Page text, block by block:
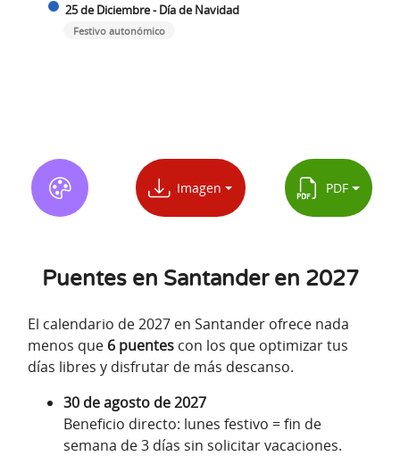
25 de Diciembre - Día de Navidad
Festivo autonómico
Imagen PDF
Puentes en Santander en 2027
El calendario de 2027 en Santander ofrece nada
menos que 6 puentes con los que optimizar tus
días libres y disfrutar de más descanso.
30 de agosto de 2027
Beneficio directo: lunes festivo = fin de
semana de 3 días sin solicitar vacaciones.